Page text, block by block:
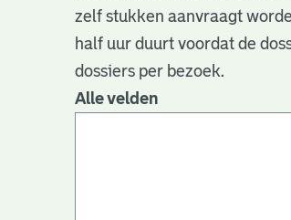
zelf stukken aanvraagt
half uur duurt voordat de
dossiers per bezoek.
Alle velden